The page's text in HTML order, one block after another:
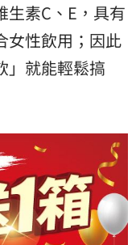
生素C、E，具有
女性飲用；因此
」就能輕鬆搞